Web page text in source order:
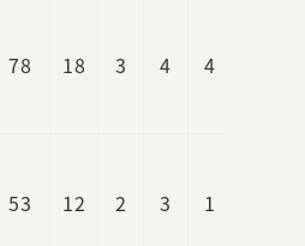
78 18 3 4 4
53 12 2 3 1